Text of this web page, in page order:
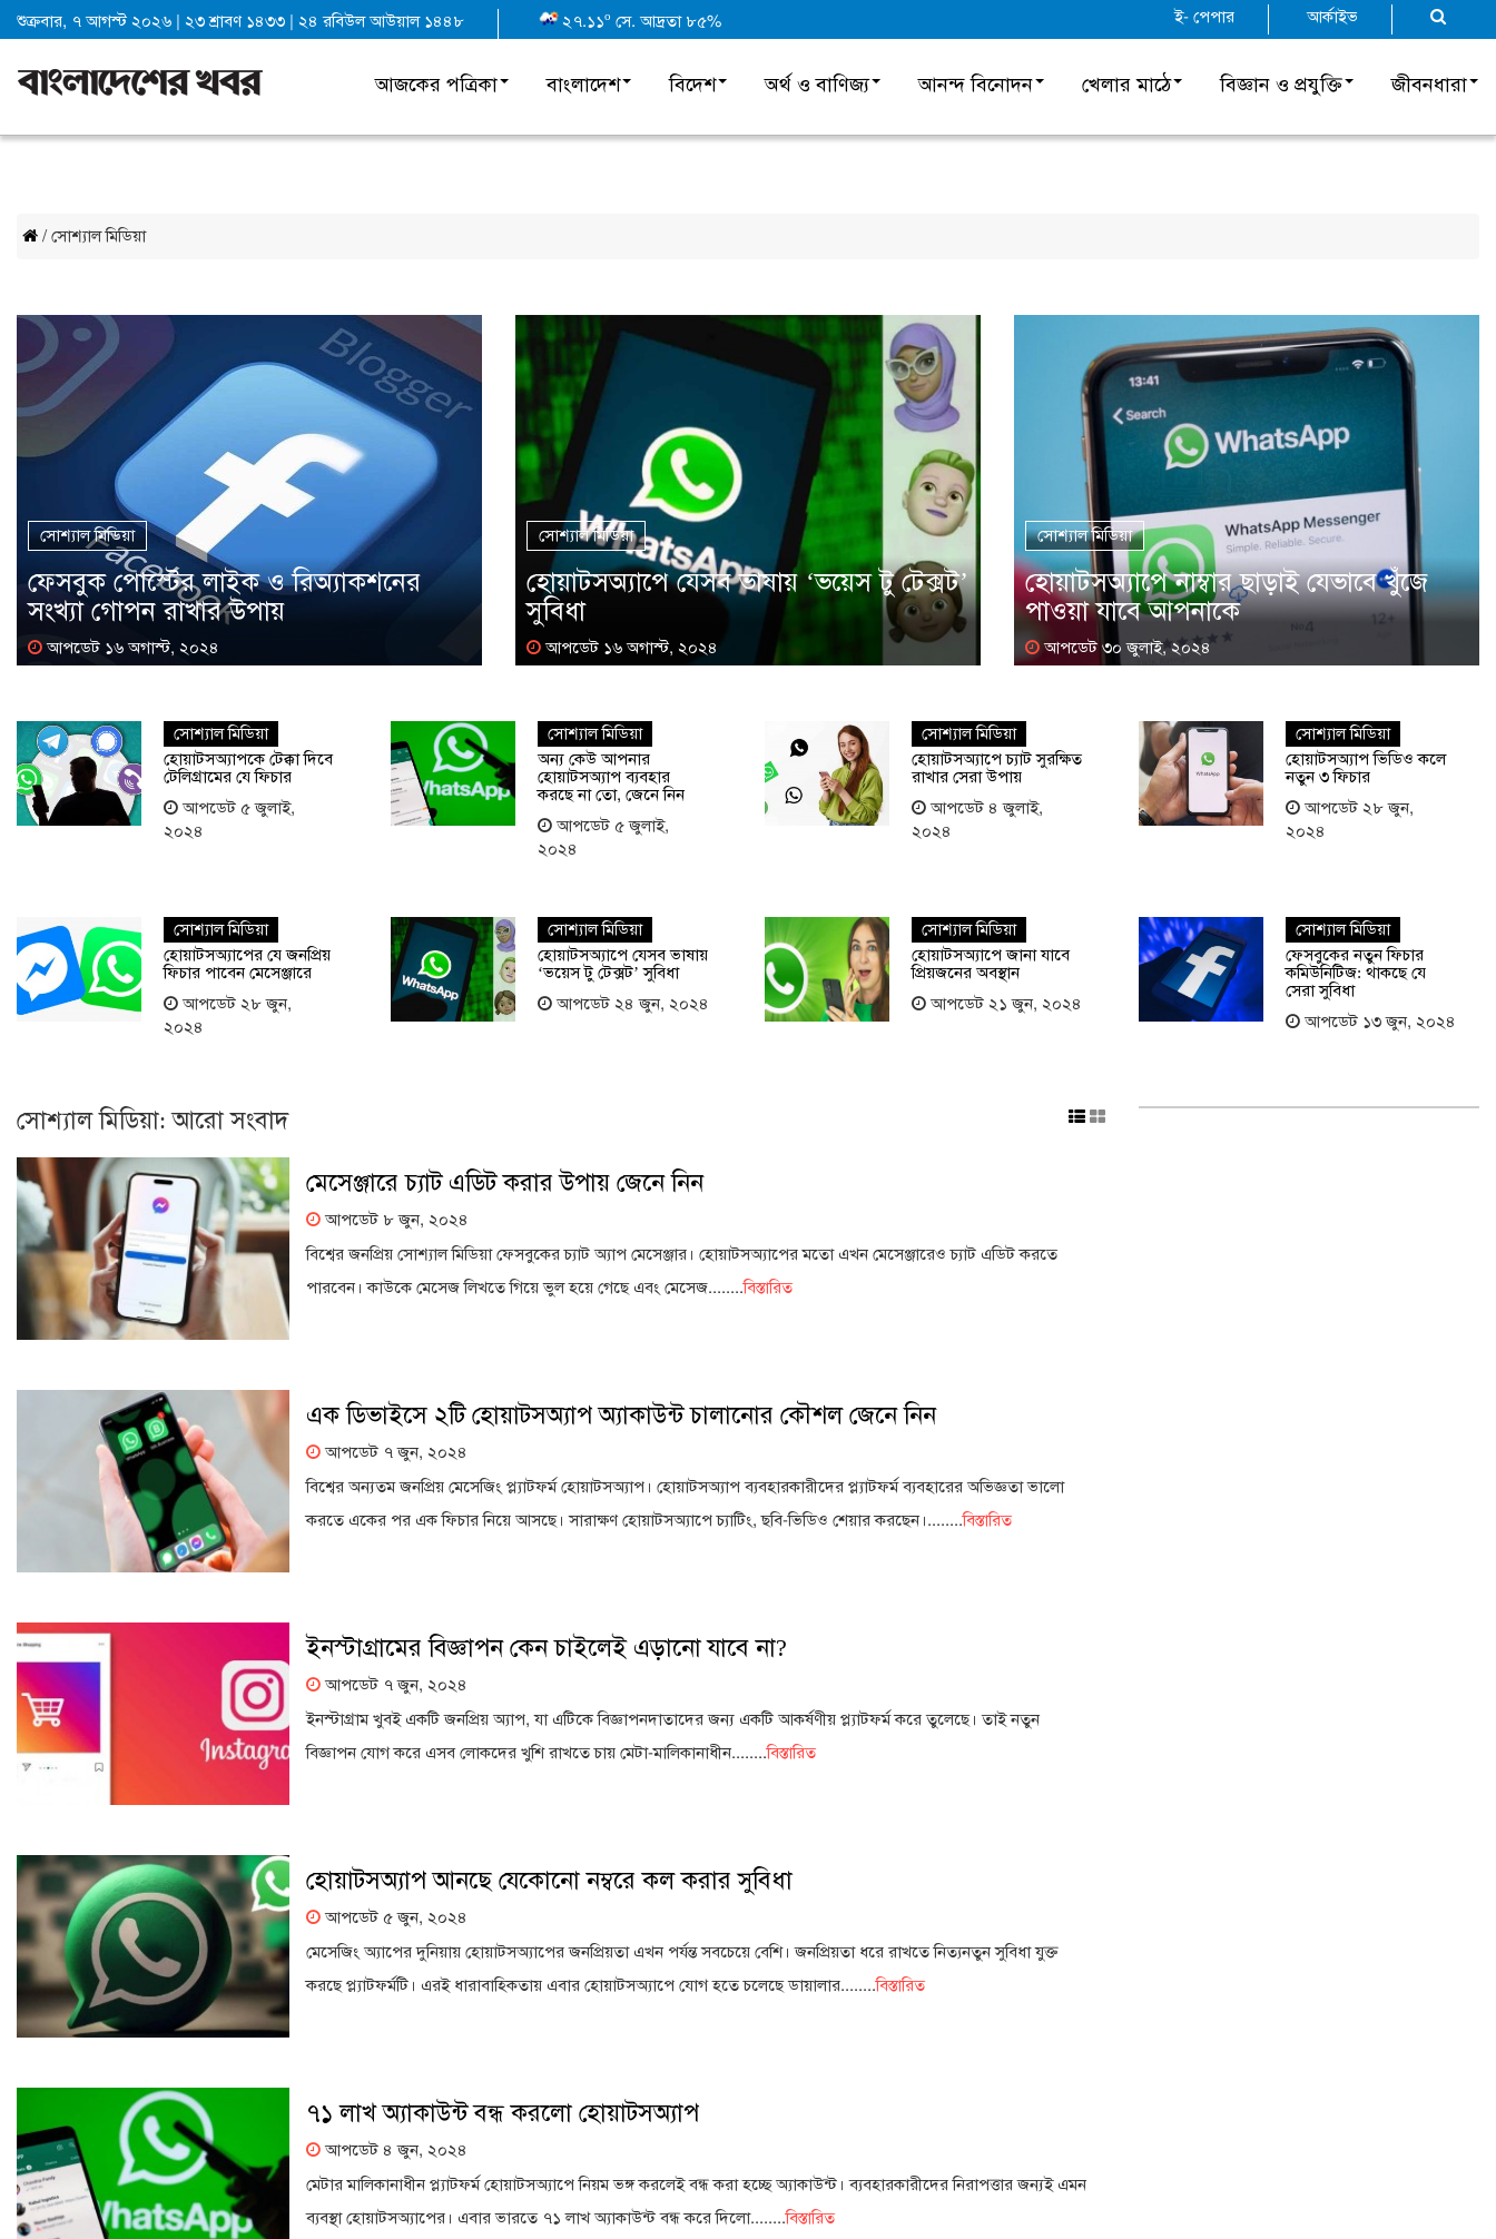
শুক্রবার, ৭ আগস্ট ২০২৬ | ২৩ শ্রাবণ ১৪৩৩ | ২৪ রবিউল আউয়াল ১৪৪৮ ২৭.১১o সে. আদ্রতা ৮৫% ই- পেপার আর্কাইভ
আজকের পত্রিকা বাংলাদেশ বিদেশ অর্থ ও বাণিজ্য আনন্দ বিনোদন খেলার মাঠে বিজ্ঞান ও প্রযুক্তি জীবনধারা
/ সোশ্যাল মিডিয়া
সোশ্যাল মিডিয়া
ফেসবুক পোস্টের লাইক ও রিঅ্যাকশনের
সংখ্যা গোপন রাখার উপায়
আপডেট ১৬ অগাস্ট, ২০২৪
সোশ্যাল মিডিয়া
হোয়াটসঅ্যাপে যেসব ভাষায় ‘ভয়েস টু টেক্সট’
সুবিধা
আপডেট ১৬ অগাস্ট, ২০২৪
সোশ্যাল মিডিয়া
হোয়াটসঅ্যাপে নাম্বার ছাড়াই যেভাবে খুঁজে
পাওয়া যাবে আপনাকে
আপডেট ৩০ জুলাই, ২০২৪
সোশ্যাল মিডিয়া
হোয়াটসঅ্যাপকে টেক্কা দিবে
টেলিগ্রামের যে ফিচার
আপডেট ৫ জুলাই,
২০২৪
সোশ্যাল মিডিয়া
অন্য কেউ আপনার
হোয়াটসঅ্যাপ ব্যবহার
করছে না তো, জেনে নিন
আপডেট ৫ জুলাই,
২০২৪
সোশ্যাল মিডিয়া
হোয়াটসঅ্যাপে চ্যাট সুরক্ষিত
রাখার সেরা উপায়
আপডেট ৪ জুলাই,
২০২৪
সোশ্যাল মিডিয়া
হোয়াটসঅ্যাপ ভিডিও কলে
নতুন ৩ ফিচার
আপডেট ২৮ জুন,
২০২৪
সোশ্যাল মিডিয়া
হোয়াটসঅ্যাপের যে জনপ্রিয়
ফিচার পাবেন মেসেঞ্জারে
আপডেট ২৮ জুন,
২০২৪
সোশ্যাল মিডিয়া
হোয়াটসঅ্যাপে যেসব ভাষায়
‘ভয়েস টু টেক্সট’ সুবিধা
আপডেট ২৪ জুন, ২০২৪
সোশ্যাল মিডিয়া
হোয়াটসঅ্যাপে জানা যাবে
প্রিয়জনের অবস্থান
আপডেট ২১ জুন, ২০২৪
সোশ্যাল মিডিয়া
ফেসবুকের নতুন ফিচার
কমিউনিটিজ: থাকছে যে
সেরা সুবিধা
আপডেট ১৩ জুন, ২০২৪
সোশ্যাল মিডিয়া: আরো সংবাদ
মেসেঞ্জারে চ্যাট এডিট করার উপায় জেনে নিন
আপডেট ৮ জুন, ২০২৪
বিশ্বের জনপ্রিয় সোশ্যাল মিডিয়া ফেসবুকের চ্যাট অ্যাপ মেসেঞ্জার। হোয়াটসঅ্যাপের মতো এখন মেসেঞ্জারেও চ্যাট এডিট করতে
পারবেন। কাউকে মেসেজ লিখতে গিয়ে ভুল হয়ে গেছে এবং মেসেজ........বিস্তারিত
এক ডিভাইসে ২টি হোয়াটসঅ্যাপ অ্যাকাউন্ট চালানোর কৌশল জেনে নিন
আপডেট ৭ জুন, ২০২৪
বিশ্বের অন্যতম জনপ্রিয় মেসেজিং প্ল্যাটফর্ম হোয়াটসঅ্যাপ। হোয়াটসঅ্যাপ ব্যবহারকারীদের প্ল্যাটফর্ম ব্যবহারের অভিজ্ঞতা ভালো
করতে একের পর এক ফিচার নিয়ে আসছে। সারাক্ষণ হোয়াটসঅ্যাপে চ্যাটিং, ছবি-ভিডিও শেয়ার করছেন।........বিস্তারিত
ইনস্টাগ্রামের বিজ্ঞাপন কেন চাইলেই এড়ানো যাবে না?
আপডেট ৭ জুন, ২০২৪
ইনস্টাগ্রাম খুবই একটি জনপ্রিয় অ্যাপ, যা এটিকে বিজ্ঞাপনদাতাদের জন্য একটি আকর্ষণীয় প্ল্যাটফর্ম করে তুলেছে। তাই নতুন
বিজ্ঞাপন যোগ করে এসব লোকদের খুশি রাখতে চায় মেটা-মালিকানাধীন........বিস্তারিত
হোয়াটসঅ্যাপ আনছে যেকোনো নম্বরে কল করার সুবিধা
আপডেট ৫ জুন, ২০২৪
মেসেজিং অ্যাপের দুনিয়ায় হোয়াটসঅ্যাপের জনপ্রিয়তা এখন পর্যন্ত সবচেয়ে বেশি। জনপ্রিয়তা ধরে রাখতে নিত্যনতুন সুবিধা যুক্ত
করছে প্ল্যাটফর্মটি। এরই ধারাবাহিকতায় এবার হোয়াটসঅ্যাপে যোগ হতে চলেছে ডায়ালার........বিস্তারিত
৭১ লাখ অ্যাকাউন্ট বন্ধ করলো হোয়াটসঅ্যাপ
আপডেট ৪ জুন, ২০২৪
মেটার মালিকানাধীন প্ল্যাটফর্ম হোয়াটসঅ্যাপে নিয়ম ভঙ্গ করলেই বন্ধ করা হচ্ছে অ্যাকাউন্ট। ব্যবহারকারীদের নিরাপত্তার জন্যই এমন
ব্যবস্থা হোয়াটসঅ্যাপের। এবার ভারতে ৭১ লাখ অ্যাকাউন্ট বন্ধ করে দিলো........বিস্তারিত